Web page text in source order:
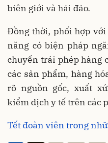
biên giới và hải đảo.
Đồng thời, phối hợp
năng có biện pháp
chuyển trái phép hàng
các sản phẩm, hàng
rõ nguồn gốc, xuất
kiểm dịch y tế trên các
Tết đoàn viên trong